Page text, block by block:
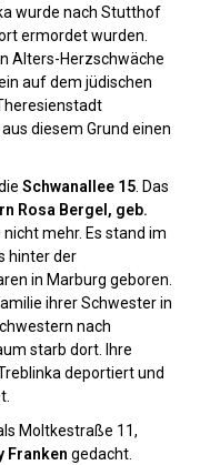
wurde nach Stutthof
ermordet wurden.
Alters-Herzschwäche
auf dem jüdischen
diesem Grund einen
Schwanallee 15. Das
Rosa Bergel, geb.
mehr. Es stand im
hinter der
in Marburg geboren.
ihrer Schwester in
nach
starb dort. Ihre
deportiert und
Moltkestraße 11,
Franken gedacht.